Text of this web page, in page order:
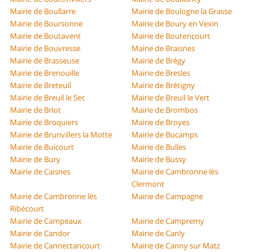
Mairie de Boullarre
Mairie de Boulogne la Grasse
Mairie de Boursonne
Mairie de Boury en Vexin
Mairie de Boutavent
Mairie de Boutencourt
Mairie de Bouvresse
Mairie de Braisnes
Mairie de Brasseuse
Mairie de Brégy
Mairie de Brenouille
Mairie de Bresles
Mairie de Breteuil
Mairie de Brétigny
Mairie de Breuil le Sec
Mairie de Breuil le Vert
Mairie de Briot
Mairie de Brombos
Mairie de Broquiers
Mairie de Broyes
Mairie de Brunvillers la Motte
Mairie de Bucamps
Mairie de Buicourt
Mairie de Bulles
Mairie de Bury
Mairie de Bussy
Mairie de Caisnes
Mairie de Cambronne lès
Clermont
Mairie de Cambronne lès
Ribécourt
Mairie de Campagne
Mairie de Campeaux
Mairie de Campremy
Mairie de Candor
Mairie de Canly
Mairie de Cannectancourt
Mairie de Canny sur Matz